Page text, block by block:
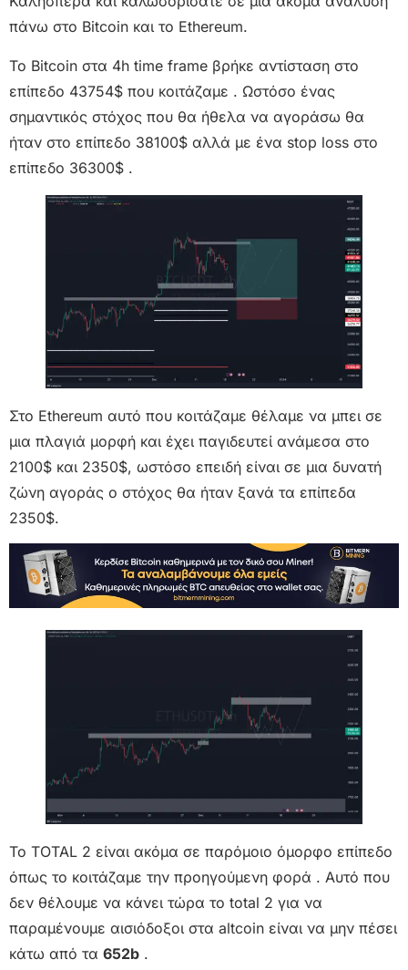
πάνω στο Bitcoin και το Ethereum.
Το Bitcoin στα 4h time frame βρήκε αντίσταση στο
επίπεδο 43754$ που κοιτάζαμε . Ωστόσο ένας
σημαντικός στόχος που θα ήθελα να αγοράσω θα
ήταν στο επίπεδο 38100$ αλλά με ένα stop loss στο
επίπεδο 36300$ .
Στο Ethereum αυτό που κοιτάζαμε θέλαμε να μπει σε
μια πλαγιά μορφή και έχει παγιδευτεί ανάμεσα στο
2100$ και 2350$, ωστόσο επειδή είναι σε μια δυνατή
ζώνη αγοράς ο στόχος θα ήταν ξανά τα επίπεδα
2350$.
Το TOTAL 2 είναι ακόμα σε παρόμοιο όμορφο επίπεδο
όπως το κοιτάζαμε την προηγούμενη φορά . Αυτό που
δεν θέλουμε να κάνει τώρα το total 2 για να
παραμένουμε αισιόδοξοι στα altcoin είναι να μην πέσει
κάτω από τα 652b .